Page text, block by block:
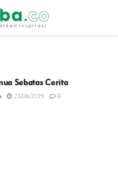
Sebatas Cerita
23/08/2019 0